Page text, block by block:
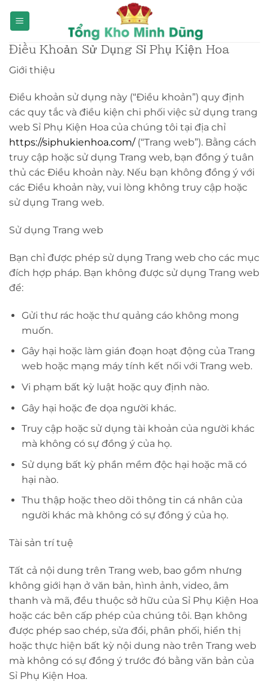
qua
dung
Điều Khoản Sử Dụng Sỉ Phụ Kiện Hoa
Giới thiệu
Điều khoản sử dụng này (“Điều khoản”) quy định
các quy tắc và điều kiện chi phối việc sử dụng trang
web Sỉ Phụ Kiện Hoa của chúng tôi tại địa chỉ
https://siphukienhoa.com/(“Trang web”). Bằng cách
truy cập hoặc sử dụng Trang web, bạn đồng ý tuân
thủ các Điều khoản này. Nếu bạn không đồng ý với
các Điều khoản này, vui lòng không truy cập hoặc
sử dụng Trang web.
Sử dụng Trang web
Bạn chỉ được phép sử dụng Trang web cho các mục
đích hợp pháp. Bạn không được sử dụng Trang web
để:
Gửi thư rác hoặc thư quảng cáo không mong
muốn.
Gây hại hoặc làm gián đoạn hoạt động của Trang
web hoặc mạng máy tính kết nối với Trang web.
Vi phạm bất kỳ luật hoặc quy định nào.
Gây hại hoặc đe dọa người khác.
Truy cập hoặc sử dụng tài khoản của người khác
mà không có sự đồng ý của họ.
Sử dụng bất kỳ phần mềm độc hại hoặc mã có
hại nào.
Thu thập hoặc theo dõi thông tin cá nhân của
người khác mà không có sự đồng ý của họ.
Tài sản trí tuệ
Tất cả nội dung trên Trang web, bao gồm nhưng
không giới hạn ở văn bản, hình ảnh, video, âm
thanh và mã, đều thuộc sở hữu của Sỉ Phụ Kiện Hoa
hoặc các bên cấp phép của chúng tôi. Bạn không
được phép sao chép, sửa đổi, phân phối, hiển thị
hoặc thực hiện bất kỳ nội dung nào trên Trang web
mà không có sự đồng ý trước đó bằng văn bản của
Sỉ Phụ Kiện Hoa.